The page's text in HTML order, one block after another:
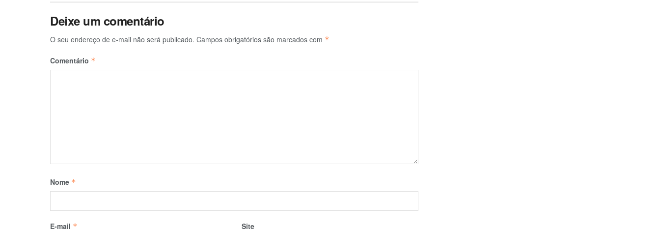
Deixe um comentário
O seu endereço de e-mail não será publicado. Campos obrigatórios são marcados com *
Comentário *
Nome *
E-mail * Site